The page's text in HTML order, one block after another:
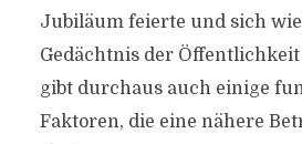
Jubiläum feierte und sich
Gedächtnis der Öffentlichkeit
gibt durchaus auch einige
Faktoren, die eine nähere